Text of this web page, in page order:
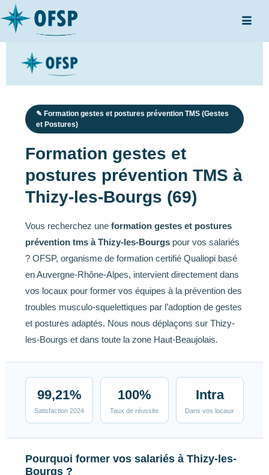
✎ Formation gestes et postures prévention TMS (Gestes
et Postures)
Formation gestes et
postures prévention TMS à
Thizy-les-Bourgs (69)
Vous recherchez une formation gestes et postures
prévention tms à Thizy-les-Bourgs pour vos salariés
? OFSP, organisme de formation certifié Qualiopi basé
en Auvergne-Rhône-Alpes, intervient directement dans
vos locaux pour former vos équipes à la prévention des
troubles musculo-squelettiques par l’adoption de gestes
et postures adaptés. Nous nous déplaçons sur Thizy-
les-Bourgs et dans toute la zone Haut-Beaujolais.
99,21%
Satisfaction 2024
100%
Taux de réussite
Intra
Dans vos locaux
Pourquoi former vos salariés à Thizy-les-
Bourgs ?